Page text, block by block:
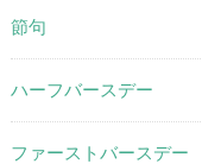
節句
ハーフバースデー
ファーストバースデー